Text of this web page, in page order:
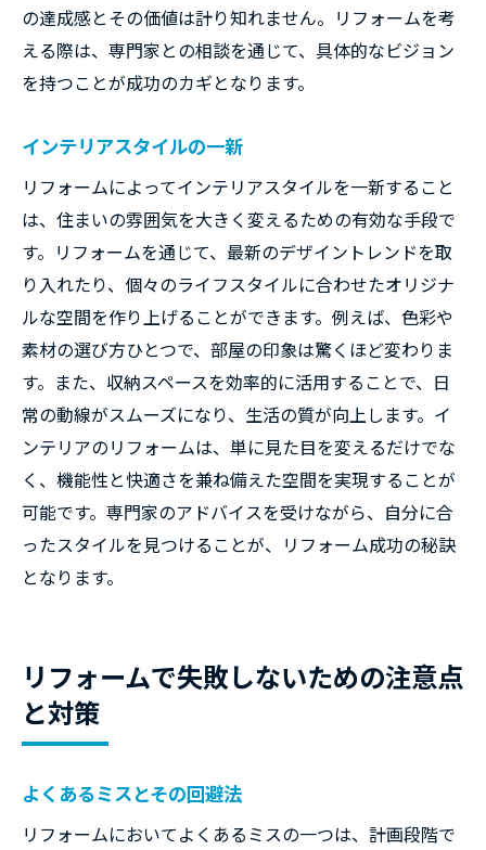
の達成感とその価値は計り知れません。リフォームを考
える際は、専門家との相談を通じて、具体的なビジョン
を持つことが成功のカギとなります。
インテリアスタイルの一新
リフォームによってインテリアスタイルを一新すること
は、住まいの雰囲気を大きく変えるための有効な手段で
す。リフォームを通じて、最新のデザイントレンドを取
り入れたり、個々のライフスタイルに合わせたオリジナ
ルな空間を作り上げることができます。例えば、色彩や
素材の選び方ひとつで、部屋の印象は驚くほど変わりま
す。また、収納スペースを効率的に活用することで、日
常の動線がスムーズになり、生活の質が向上します。イ
ンテリアのリフォームは、単に見た目を変えるだけでな
く、機能性と快適さを兼ね備えた空間を実現することが
可能です。専門家のアドバイスを受けながら、自分に合
ったスタイルを見つけることが、リフォーム成功の秘訣
となります。
リフォームで失敗しないための注意点
と対策
よくあるミスとその回避法
リフォームにおいてよくあるミスの一つは、計画段階で